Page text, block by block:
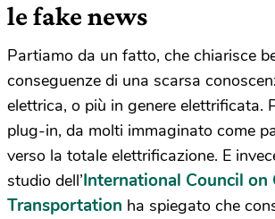
le fake news
Partiamo da un fatto, che chiarisce
conseguenze di una scarsa
elettrica, o più in genere elettrificata.
plug-in, da molti immaginato come
verso la totale elettrificazione. E
studio dell’International Council on
Transportation ha spiegato che